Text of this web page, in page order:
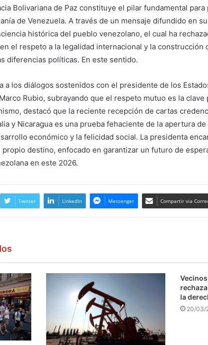
Bolivariana de Paz constituye el pilar fundamental para
de Venezuela. A través de un mensaje difundido en
histórica del pueblo venezolano, el cual ha
el respeto a la legalidad internacional y la construcción
diferencias políticas. En este sentido.
a los diálogos sostenidos con el presidente de los
Rubio, subrayando que el respeto mutuo es la clave
destacó que la reciente recepción de cartas
y Nicaragua es una prueba fehaciente de la apertura
económico y la felicidad social. La presidenta
destino, enfocado en garantizar un futuro de
en este 2026.
Twitter LinkedIn Messenger Compartir via
la
20/03/